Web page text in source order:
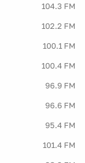
104.3 FM
102.2 FM
100.1 FM
100.4 FM
96.9 FM
96.6 FM
95.4 FM
101.4 FM